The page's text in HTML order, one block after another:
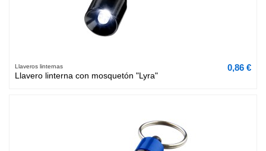
Llaveros linternas
Llavero linterna con mosquetón "Lyra"
0,86 €